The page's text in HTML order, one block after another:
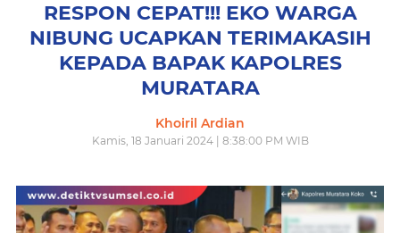
RESPON CEPAT!!! EKO WARGA
NIBUNG UCAPKAN TERIMAKASIH
KEPADA BAPAK KAPOLRES
MURATARA
Khoiril Ardian
Kamis, 18 Januari 2024 | 8:38:00 PM WIB